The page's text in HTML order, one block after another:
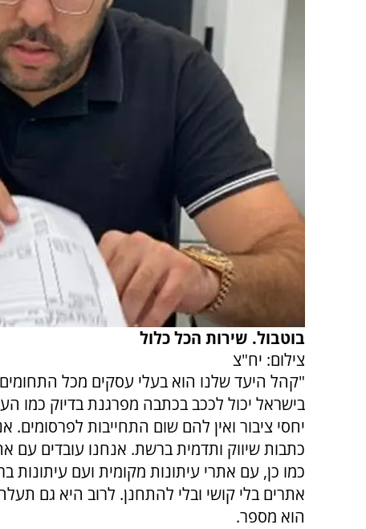
בוטבול. שירות הכל כלול
צילום: יח"צ
"קהל היעד שלנו הוא בעלי עסקים מכל
בישראל יכול לככב בכתבה מפרגנת בדיוק כמו
יחסי ציבור ואין להם שום התחייבות לפרסומים.
כמו כן, עם אתרי עיתונות מקומית ועם עיתונות
הוא מספר.